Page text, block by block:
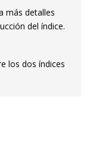
más detalles
del índice.
los dos índices